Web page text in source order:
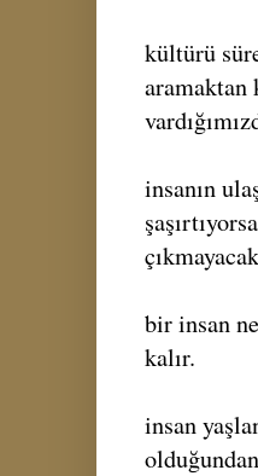
kültürü
aramaktan
insanın
bir insan
kalır.
insan